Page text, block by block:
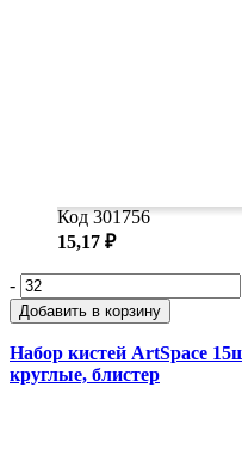
Код 301756
15,17 ₽
-
Добавить в корзину
Набор кистей ArtSpace
круглые, блистер